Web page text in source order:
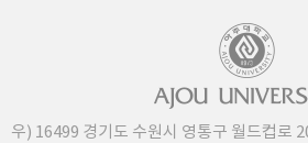
우) 16499 경기도 수원시 영통구 월드컵로